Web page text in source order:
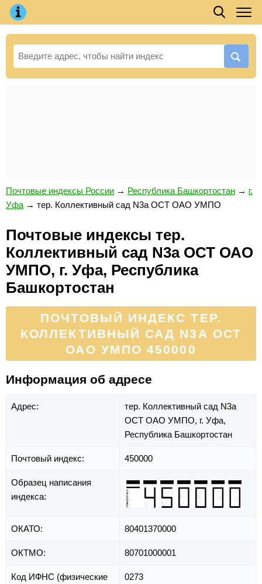
Почтовые индексы России → Республика Башкортостан → г.
Уфа → тер. Коллективный сад N3а ОСТ ОАО УМПО
Почтовые индексы тер.
Коллективный сад N3а ОСТ ОАО
УМПО, г. Уфа, Республика
Башкортостан
ПОЧТОВЫЙ ИНДЕКС ТЕР.
КОЛЛЕКТИВНЫЙ САД N3А ОСТ
ОАО УМПО 450000
Информация об адресе
Адрес:
тер. Коллективный сад N3а
ОСТ ОАО УМПО, г. Уфа,
Республика Башкортостан
Почтовый индекс: 450000
Образец написания
индекса:
ОКАТО: 80401370000
ОКТМО: 80701000001
Код ИФНС (физические
0273